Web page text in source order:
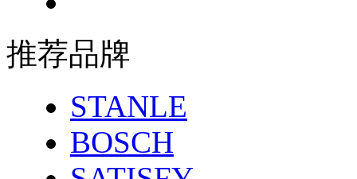
推荐品牌
STANLE
BOSCH